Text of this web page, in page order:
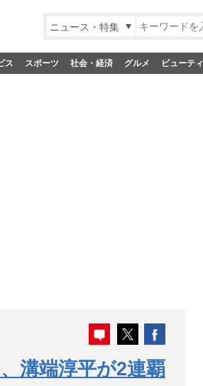
ニュース・特集
ス スポーツ 社会・経済 グルメ ビューティ
溝端淳平が2連覇